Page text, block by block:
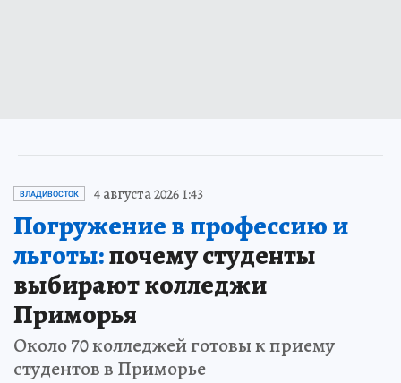
ВЛАДИВОСТОК 4 августа 2026 1:43
Погружение в профессию и
льготы:почему студенты
выбирают колледжи
Приморья
Около 70 колледжей готовы к приему
студентов в Приморье